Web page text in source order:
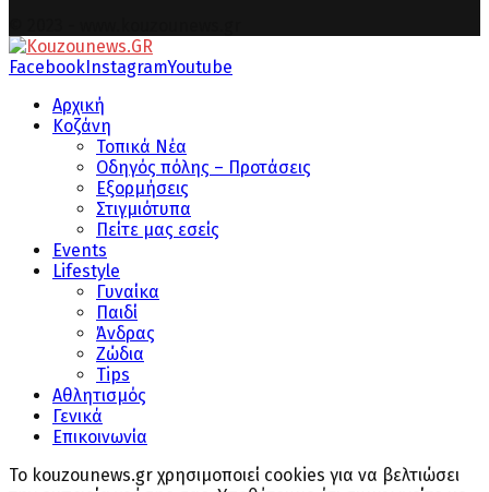
Facebook InstagramYoutube
Αρχική
Κοζάνη
Τοπικά Νέα
Οδηγός πόλης – Προτάσεις
Εξορμήσεις
Στιγμιότυπα
Πείτε μας εσείς
Events
Lifestyle
Γυναίκα
Παιδί
Άνδρας
Ζώδια
Tips
Αθλητισμός
Γενικά
Επικοινωνία
Το kouzounews.gr χρησιμοποιεί cookies για να βελτιώσει